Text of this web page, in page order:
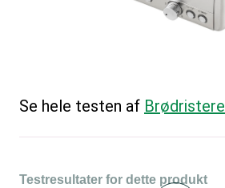
Se hele testen af Brødristere
Testresultater for dette produkt